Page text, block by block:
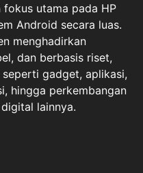
utama pada HP
Android secara luas.
menghadirkan
dan berbasis riset,
gadget, aplikasi,
hingga perkembangan
lainnya.